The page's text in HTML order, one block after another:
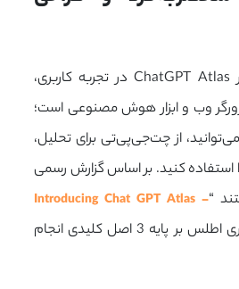
مهم‌ترین ویژگی مرورگر ChatGPT Atlas در تجربه کاربری،
وب و ابزار هوش مصنوعی است؛
از چت‌جی‌پی‌تی برای تحلیل،
استفاده کنید. بر اساس گزارش رسمی
Introducing Chat GPT Atlas –
، طراحی رابط کاربری اطلس بر پایه 3 اصل کلیدی انجام